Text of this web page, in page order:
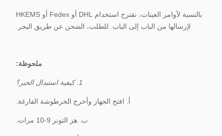
بالنسبة لأوامر العينات، نقترح استخدام DHL أو Fedex أو HKEMS
لإرسالها من الباب إلى الباب. للطلب، الشحن عن طريق البحر.
ملحوظة:
1. كيفية استبدال الحبر؟
أ. افتح الجهاز وأخرج الخرطوشة الفارغة.
ب. هز التونر 9-10 مرات.